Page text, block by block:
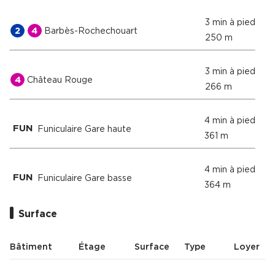
2 4 Barbès-Rochechouart
3 min à pied
250 m
4 Château Rouge
3 min à pied
266 m
FUN Funiculaire Gare haute
4 min à pied
361 m
FUN Funiculaire Gare basse
4 min à pied
364 m
Surface
Bâtiment Étage Surface Type Loyer